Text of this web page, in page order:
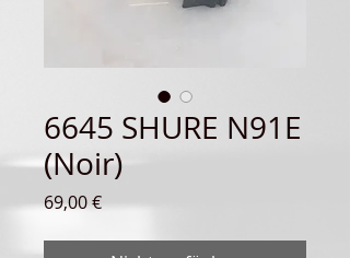
6645 SHURE N91E
(Noir)
69,00 €Preis